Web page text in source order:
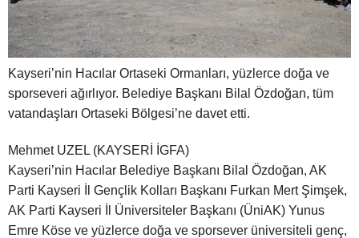
Kayseri’nin Hacılar Ortaseki Ormanları, yüzlerce doğa ve
sporseveri ağırlıyor. Belediye Başkanı Bilal Özdoğan, tüm
vatandaşları Ortaseki Bölgesi’ne davet etti.
Mehmet UZEL (KAYSERİ İGFA)
Kayseri’nin Hacılar Belediye Başkanı Bilal Özdoğan, AK
Parti Kayseri İl Gençlik Kolları Başkanı Furkan Mert Şimşek,
AK Parti Kayseri İl Üniversiteler Başkanı (ÜniAK) Yunus
Emre Köse ve yüzlerce doğa ve sporsever üniversiteli genç,